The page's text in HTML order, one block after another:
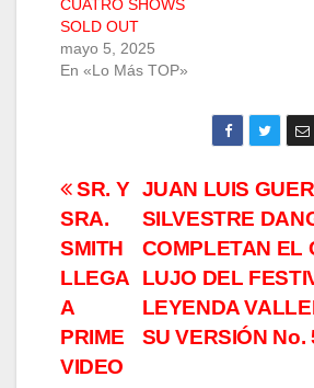
CUATRO SHOWS
SOLD OUT
mayo 5, 2025
En «Lo Más TOP»
Navegación
de
entradas
JUAN LUIS
SILVESTRE
COMPLETAN EL
LUJO DEL
LEYENDA
SU VERSIÓN No.
SR. Y
SRA.
SMITH
LLEGA
A
PRIME
VIDEO